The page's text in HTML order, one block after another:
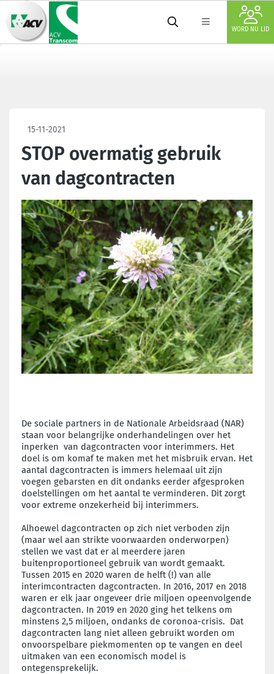
WORD NU LID
15-11-2021
STOP overmatig gebruik
van dagcontracten
De sociale partners in de Nationale Arbeidsraad (NAR)
staan voor belangrijke onderhandelingen over het
inperken van dagcontracten voor interimmers. Het
doel is om komaf te maken met het misbruik ervan. Het
aantal dagcontracten is immers helemaal uit zijn
voegen gebarsten en dit ondanks eerder afgesproken
doelstellingen om het aantal te verminderen. Dit zorgt
voor extreme onzekerheid bij interimmers.
Alhoewel dagcontracten op zich niet verboden zijn
(maar wel aan strikte voorwaarden onderworpen)
stellen we vast dat er al meerdere jaren
buitenproportioneel gebruik van wordt gemaakt.
Tussen 2015 en 2020 waren de helft (!) van alle
interimcontracten dagcontracten. In 2016, 2017 en 2018
waren er elk jaar ongeveer drie miljoen opeenvolgende
dagcontracten. In 2019 en 2020 ging het telkens om
minstens 2,5 miljoen, ondanks de coronoa-crisis. Dat
dagcontracten lang niet alleen gebruikt worden om
onvoorspelbare piekmomenten op te vangen en deel
uitmaken van een economisch model is
ontegensprekelijk.